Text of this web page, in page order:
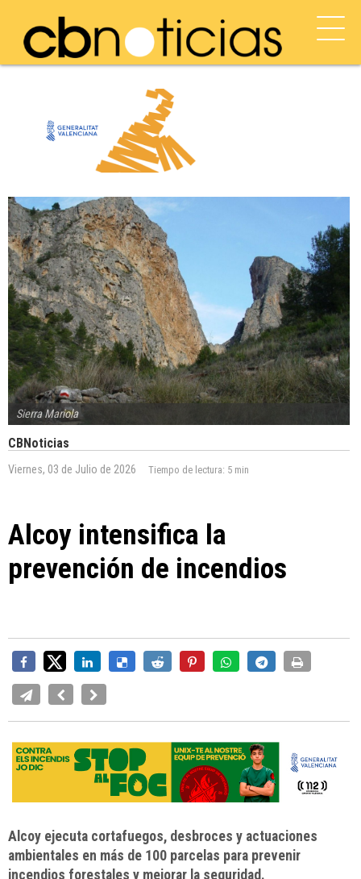
Sierra Mariola
CBNoticias
Viernes, 03 de Julio de 2026 Tiempo de lectura: 5 min
Alcoy intensifica la
prevención de incendios
Alcoy ejecuta cortafuegos, desbroces y actuaciones
ambientales en más de 100 parcelas para prevenir
incendios forestales y mejorar la seguridad.